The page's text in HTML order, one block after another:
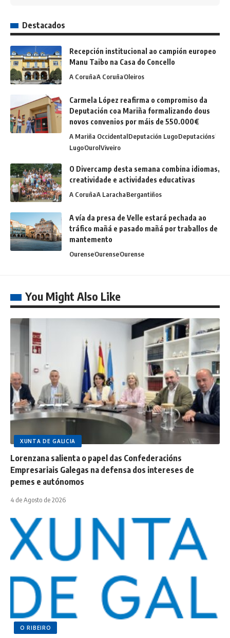
Destacados
Recepción institucional ao campión europeo
Manu Taibo na Casa do Concello
A CoruñaA CoruñaOleiros
Carmela López reafirma o compromiso da
Deputación coa Mariña formalizando dous
novos convenios por máis de 550.000€
A Mariña OccidentalDeputación LugoDeputacións
LugoOurolViveiro
O Divercamp desta semana combina idiomas,
creatividade e actividades educativas
A CoruñaA LarachaBergantiños
A vía da presa de Velle estará pechada ao
tráfico mañá e pasado mañá por traballos de
mantemento
OurenseOurenseOurense
You Might Also Like
XUNTA DE GALICIA
Lorenzana salienta o papel das Confederacións
Empresariais Galegas na defensa dos intereses de
pemes e autónomos
4 de Agosto de 2026
O RIBEIRO